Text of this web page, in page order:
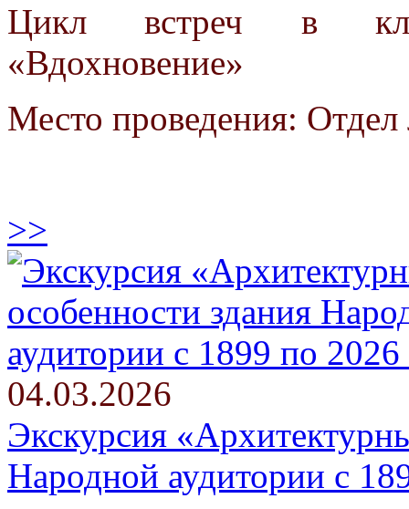
Цикл встреч в
«Вдохновение»
Место проведения: Отдел
>>
04.03.2026
Экскурсия
Народной аудитории с